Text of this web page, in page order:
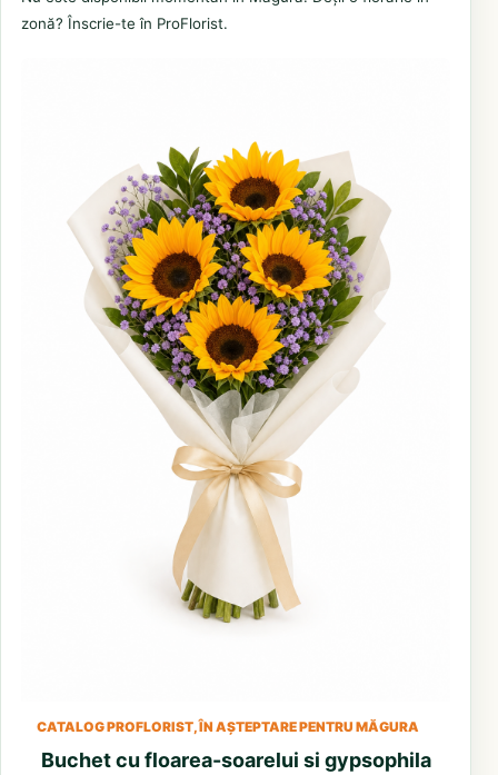
zonă? Înscrie-te în ProFlorist.
CATALOG PROFLORIST, ÎN AȘTEPTARE PENTRU MĂGURA
Buchet cu floarea-soarelui si gypsophila